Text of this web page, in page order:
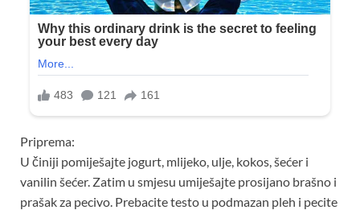
Priprema:
U činiji pomiješajte jogurt, mlijeko, ulje, kokos, šećer i
vanilin šećer. Zatim u smjesu umiješajte prosijano brašno i
prašak za pecivo. Prebacite testo u podmazan pleh i pecite